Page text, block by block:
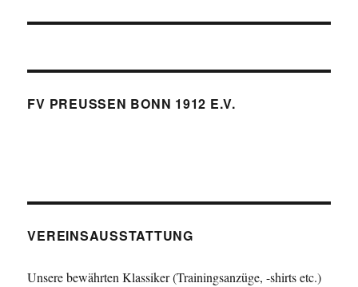
FV PREUSSEN BONN 1912 E.V.
VEREINSAUSSTATTUNG
Unsere bewährten Klassiker (Trainingsanzüge, -shirts etc.)